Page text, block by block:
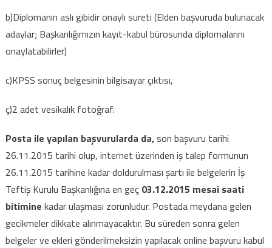
b)Diplomanın aslı gibidir onaylı sureti (Elden başvuruda bulunacak
adaylar; Başkanlığımızın kayıt-kabul bürosunda diplomalarını
onaylatabilirler)
c)KPSS sonuç belgesinin bilgisayar çıktısı,
ç)2 adet vesikalık fotoğraf.
Posta ile yapılan başvurularda da,son başvuru tarihi
26.11.2015 tarihi olup, internet üzerinden iş talep formunun
26.11.2015 tarihine kadar doldurulması şartı ile belgelerin İş
Teftiş Kurulu Başkanlığına en geç 03.12.2015 mesai saati
bitimine kadar ulaşması zorunludur. Postada meydana gelen
gecikmeler dikkate alınmayacaktır. Bu süreden sonra gelen
belgeler ve ekleri gönderilmeksizin yapılacak online başvuru kabul